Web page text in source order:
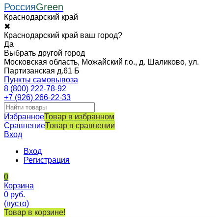
РоссияGreen
Краснодарский край
✖
Краснодарский край ваш город?
Да
Выбрать другой город
Московская область, Можайский г.о., д. Шаликово, ул.
Партизанская д.61 Б
Пункты самовывоза
8 (800) 222-78-92
+7 (926) 266-22-33
ИзбранноеТовар в избранном
СравнениеТовар в сравнении
Вход
Вход
Регистрация
0
Корзина
0 руб.
(пусто)
Товар в корзине!